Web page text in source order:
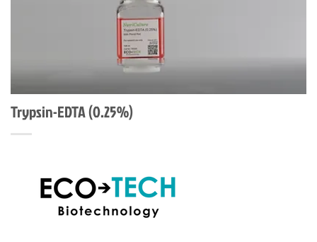
Trypsin-EDTA (0.25%)